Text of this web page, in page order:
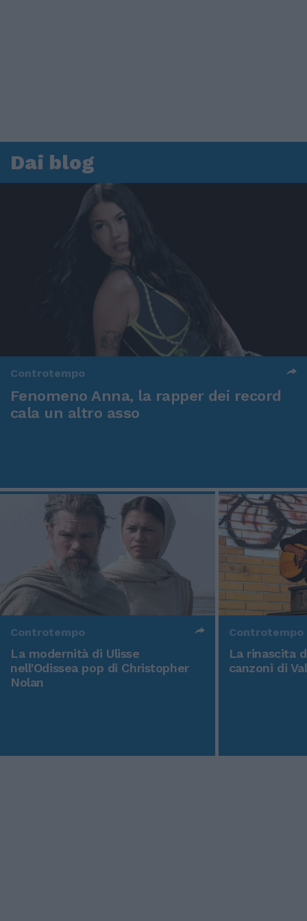
Dai blog
Controtempo
Fenomeno Anna, la rapper dei record
cala un altro asso
Controtempo
La modernità di Ulisse
nell'Odissea pop di Christopher
Nolan
Controtempo
La rinascita
canzoni di